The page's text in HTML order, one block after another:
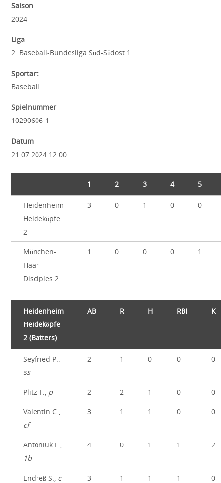
Saison
2024
Liga
2. Baseball-Bundesliga Süd-Südost 1
Sportart
Baseball
Spielnummer
10290606-1
Datum
21.07.2024 12:00
1 2 3 4 5
Heidenheim
Heideköpfe
2
3 0 1 0 0
München-
Haar
Disciples 2
1 0 0 0 1
Heidenheim
Heideköpfe
2 (Batters)
AB R H RBI K
Seyfried P.,
ss
2 1 0 0 0
Plitz T., p 2 2 1 0 0
Valentin C.,
cf
3 1 1 0 0
Antoniuk L.,
1b
4 0 1 1 2
Endreß S., c 3 1 1 1 0